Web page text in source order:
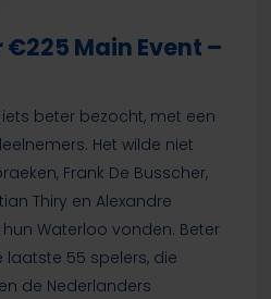
Main Event –
beter bezocht, met een
Het wilde niet
Frank De Busscher,
Thiry en Alexandre
Waterloo vonden. Beter
laatste 55 spelers, die
de Nederlanders